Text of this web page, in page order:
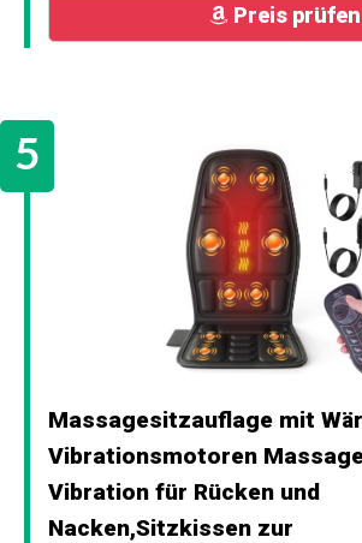
Preis prüfen
Massagesitzauflage mit
Vibrationsmotoren
Vibration für Rücken und
Nacken,Sitzkissen zur